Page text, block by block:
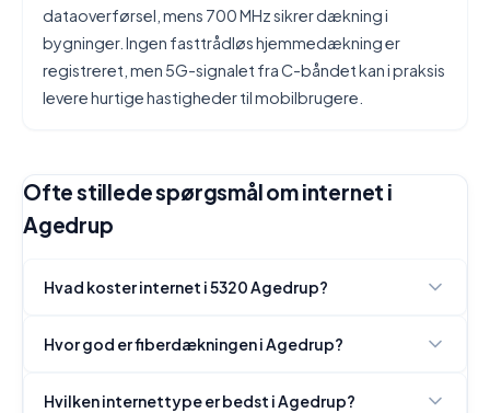
dataoverførsel, mens 700 MHz sikrer dækning i
bygninger. Ingen fasttrådløs hjemmedækning er
registreret, men 5G-signalet fra C-båndet kan i praksis
levere hurtige hastigheder til mobilbrugere.
Ofte stillede spørgsmål om internet i
Agedrup
Hvad koster internet i 5320 Agedrup?
Hvor god er fiberdækningen i Agedrup?
Hvilken internettype er bedst i Agedrup?